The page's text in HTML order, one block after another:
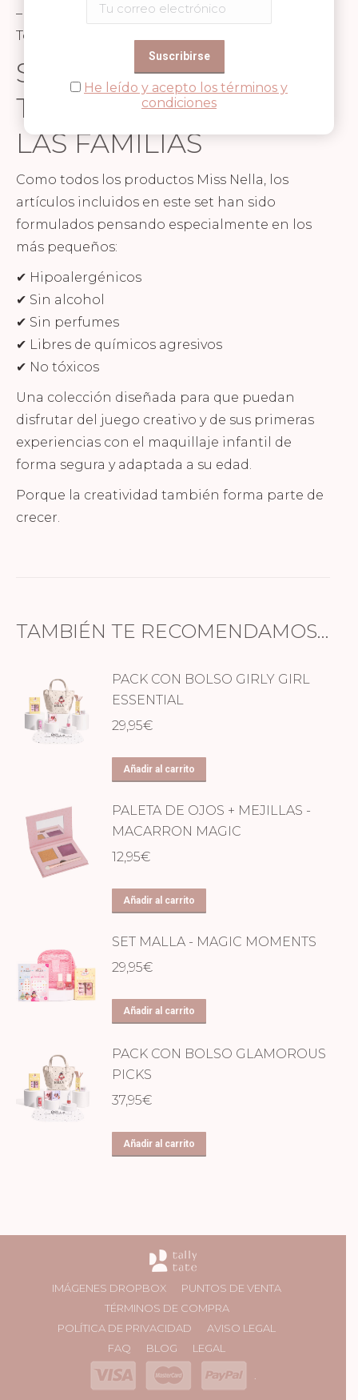
– 1 set de brochas
Todo presentado en un precioso neceser
SEGURIDAD Y
TRANQUILIDAD PARA
LAS FAMILIAS
Como todos los productos Miss Nella, los
artículos incluidos en este set han sido
formulados pensando especialmente en los
más pequeños:
✔ Hipoalergénicos
✔ Sin alcohol
✔ Sin perfumes
✔ Libres de químicos agresivos
✔ No tóxicos
Una colección diseñada para que puedan
disfrutar del juego creativo y de sus primeras
experiencias con el maquillaje infantil de
forma segura y adaptada a su edad.
Porque la creatividad también forma parte de
crecer.
TAMBIÉN TE RECOMENDAMOS…
PACK CON BOLSO GIRLY GIRL
ESSENTIAL
29,95€
Añadir al carrito
PALETA DE OJOS + MEJILLAS -
MACARRON MAGIC
12,95€
Añadir al carrito
SET MALLA - MAGIC MOMENTS
29,95€
Añadir al carrito
PACK CON BOLSO GLAMOROUS
PICKS
37,95€
Añadir al carrito
IMÁGENES DROPBOX
PUNTOS DE VENTA
TÉRMINOS DE COMPRA
POLÍTICA DE PRIVACIDAD
AVISO LEGAL
FAQ
BLOG LEGAL
He leído y acepto los términos y
condiciones